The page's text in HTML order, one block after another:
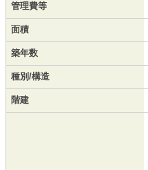
管理費等
面積
築年数
種別/構造
階建